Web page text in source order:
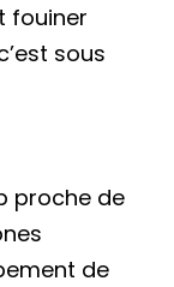
fouiner
sous
proche de
de